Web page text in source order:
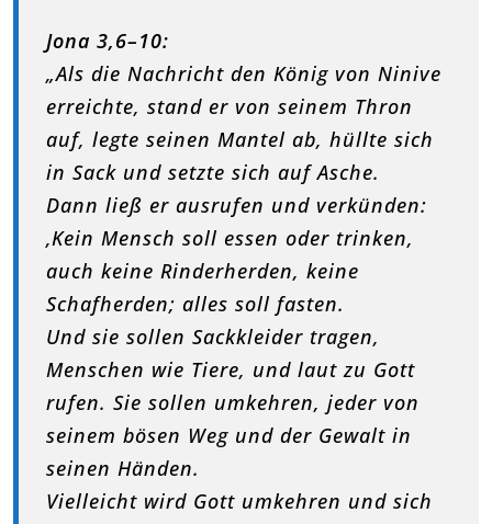
Jona 3,6–10:
„Als die Nachricht den König von Ninive
erreichte, stand er von seinem Thron
auf, legte seinen Mantel ab, hüllte sich
in Sack und setzte sich auf Asche.
Dann ließ er ausrufen und verkünden:
‚Kein Mensch soll essen oder trinken,
auch keine Rinderherden, keine
Schafherden; alles soll fasten.
Und sie sollen Sackkleider tragen,
Menschen wie Tiere, und laut zu Gott
rufen. Sie sollen umkehren, jeder von
seinem bösen Weg und der Gewalt in
seinen Händen.
Vielleicht wird Gott umkehren und sich